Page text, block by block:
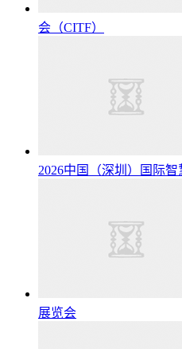
会（CITF）
2026中国（深圳）国际
展览会